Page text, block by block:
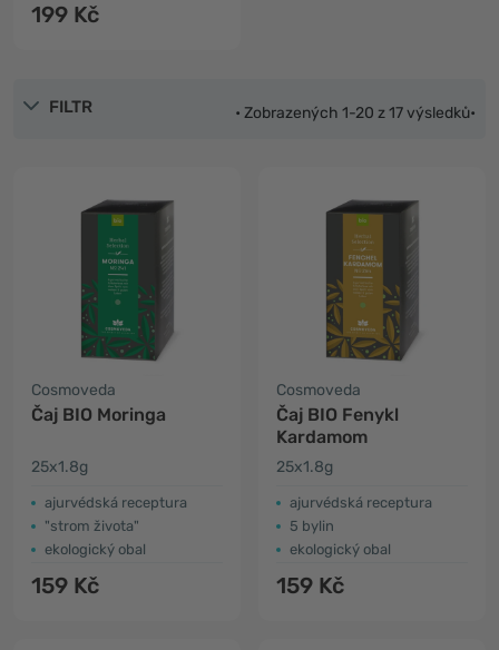
199 Kč
FILTR • Zobrazených 1-20 z 17 výsledků•
Cosmoveda
Čaj BIO Moringa
25x1.8g
ajurvédská receptura
"strom života"
ekologický obal
159 Kč
Cosmoveda
Čaj BIO Fenykl
Kardamom
25x1.8g
ajurvédská receptura
5 bylin
ekologický obal
159 Kč